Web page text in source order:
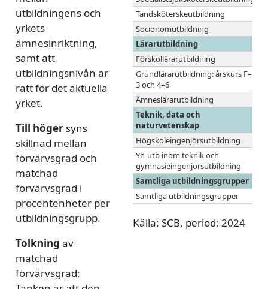
utbildningens och
yrkets
ämnesinriktning,
samt att
utbildningsnivån är
rätt för det aktuella
yrket.
Till högersyns
skillnad mellan
förvärvsgrad och
matchad
förvärvsgrad i
procentenheter per
utbildningsgrupp.
Tolkning av
matchad
förvärvsgrad:
Tandsköterskeutbildning
Socionomutbildning
Lärarutbildning
Förskollärarutbildning
Grundlärarutbildning: årskurs F–
3 och 4–6
Ämneslärarutbildning
Teknik, data och
naturvetenskap
Högskoleingenjörsutbildning
Yh-utb inom teknik och
gymnasieingenjörsutbildning
Samtliga utbildningsgrupper
Samtliga utbildningsgrupper
Källa: SCB, period: 2024